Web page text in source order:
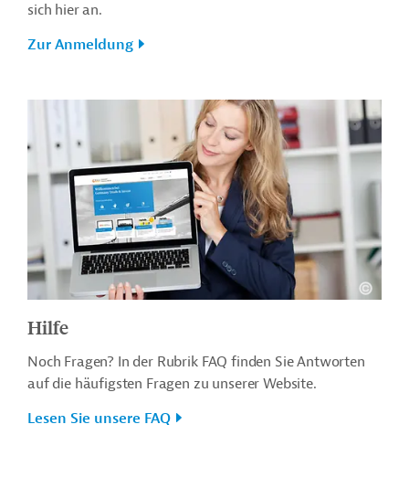
sich hier an.
Zur Anmeldung
Hilfe
Noch Fragen? In der Rubrik FAQ finden Sie Antworten
auf die häufigsten Fragen zu unserer Website.
Lesen Sie unsere FAQ